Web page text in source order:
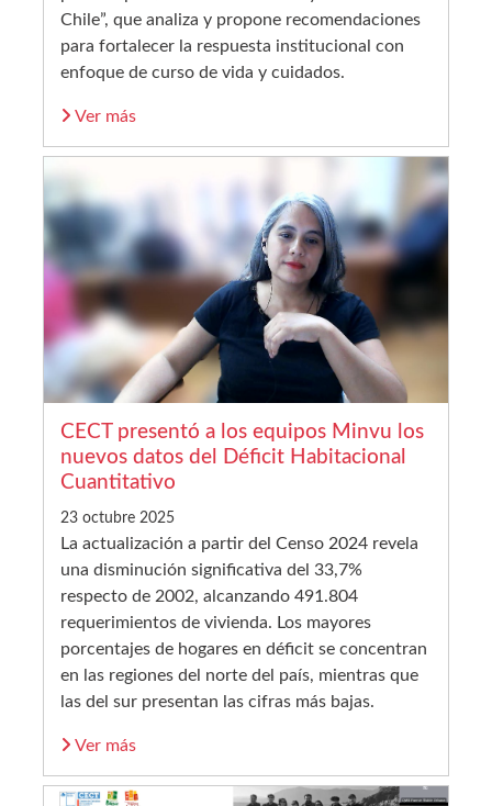
Chile”, que analiza y propone recomendaciones
para fortalecer la respuesta institucional con
enfoque de curso de vida y cuidados.
Ver más
CECT presentó a los equipos Minvu los
nuevos datos del Déficit Habitacional
Cuantitativo
23 octubre 2025
La actualización a partir del Censo 2024 revela
una disminución significativa del 33,7%
respecto de 2002, alcanzando 491.804
requerimientos de vivienda. Los mayores
porcentajes de hogares en déficit se concentran
en las regiones del norte del país, mientras que
las del sur presentan las cifras más bajas.
Ver más